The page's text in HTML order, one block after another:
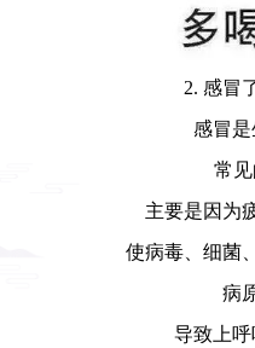
2. 感冒
感冒
常见
主要是因为
使病毒、细菌
病
导致上